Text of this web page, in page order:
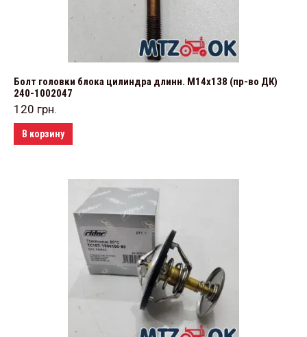
Болт головки блока цилиндра длинн. М14х138 (пр-во ДК)
240-1002047
120 грн.
В корзину